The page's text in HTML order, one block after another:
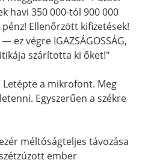
havi 350 000-tól 900 000
Ellenőrzött kifizetések!
ez végre IGAZSÁGOSSÁG,
szárította ki őket!"
Letépte a mikrofont. Meg
Egyszerűen a székre
méltóságteljes távozása
ember